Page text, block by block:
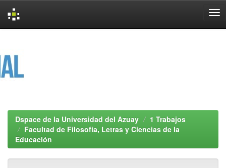
Dspace de la Universidad del Azuay
1 Trabajos
Facultad de Filosofía, Letras y Ciencias de la
Educación